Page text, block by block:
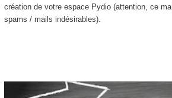
création de votre espace Pydio (attention, ce
spams / mails indésirables).